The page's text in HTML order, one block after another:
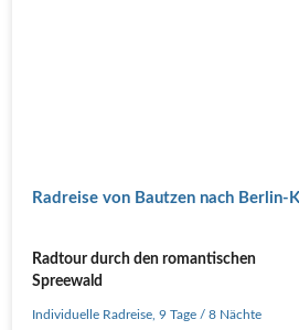
Radreise von Bautzen nach Berlin-
Radtour durch den romantischen
Spreewald
Individuelle Radreise ,9 Tage / 8 Nächte